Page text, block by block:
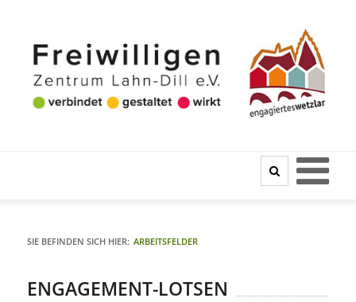
SIE BEFINDEN SICH HIER: ARBEITSFELDER
ENGAGEMENT-LOTSEN